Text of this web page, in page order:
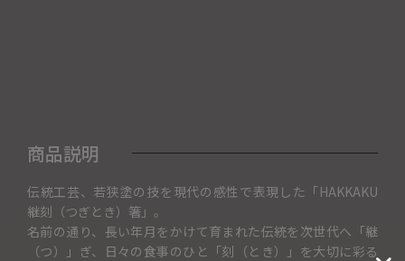
商品説明
伝統工芸、若狭塗の技を現代の感性で表現した「HAKKAKU
継刻（つぎとき）箸」。
名前の通り、長い年月をかけて育まれた伝統を次世代へ「継
（つ）」ぎ、日々の食事のひと「刻（とき）」を大切に彩る